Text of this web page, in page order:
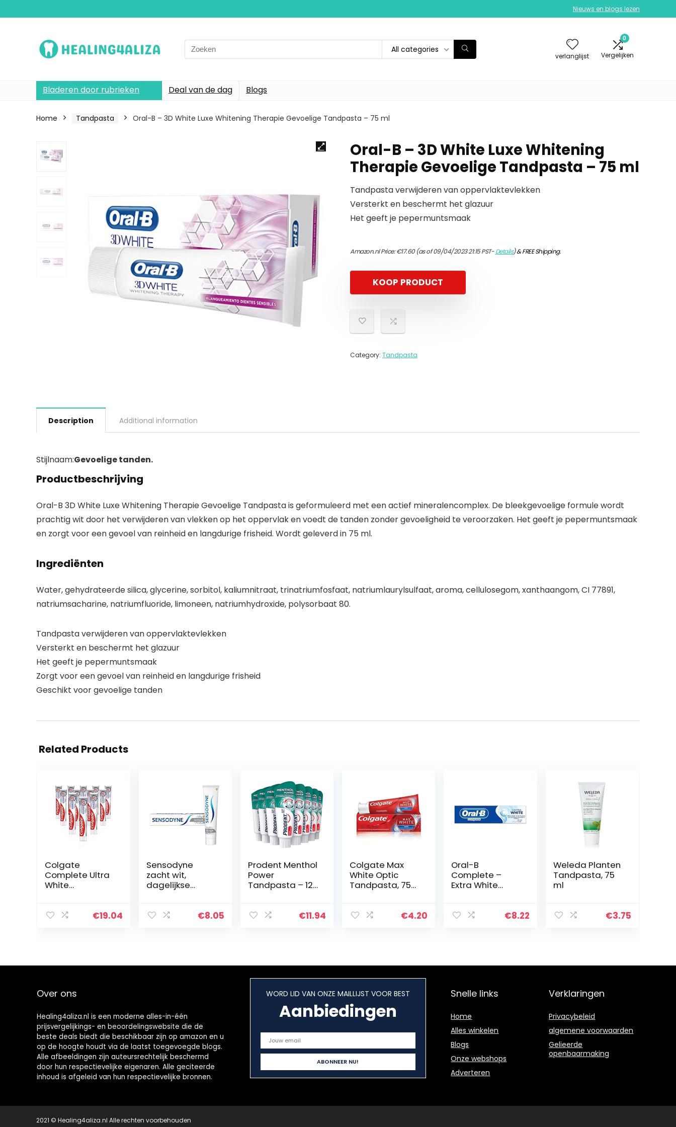
Nieuws en blogs lezen
Search
for:
All categories
verlanglijst
0
Vergelijken
Bladeren door rubrieken Deal van de dag Blogs
Home Tandpasta Oral-B – 3D White Luxe Whitening Therapie Gevoelige Tandpasta – 75 ml
Oral-B – 3D White Luxe Whitening
Therapie Gevoelige Tandpasta – 75 ml
Tandpasta verwijderen van oppervlaktevlekken
Versterkt en beschermt het glazuur
Het geeft je pepermuntsmaak
Amazon.nl Price:€17.60(as of 09/04/2023 21:15 PST-Details)&FREE Shipping.
KOOP PRODUCT
Category: Tandpasta
Description Additional information
Stijlnaam:Gevoelige tanden.
Productbeschrijving
Oral-B 3D White Luxe Whitening Therapie Gevoelige Tandpasta is geformuleerd met een actief mineralencomplex. De bleekgevoelige formule wordt
prachtig wit door het verwijderen van vlekken op het oppervlak en voedt de tanden zonder gevoeligheid te veroorzaken. Het geeft je pepermuntsmaak
en zorgt voor een gevoel van reinheid en langdurige frisheid. Wordt geleverd in 75 ml.
Ingrediënten
Water, gehydrateerde silica, glycerine, sorbitol, kaliumnitraat, trinatriumfosfaat, natriumlaurylsulfaat, aroma, cellulosegom, xanthaangom, CI 77891,
natriumsacharine, natriumfluoride, limoneen, natriumhydroxide, polysorbaat 80.
Tandpasta verwijderen van oppervlaktevlekken
Versterkt en beschermt het glazuur
Het geeft je pepermuntsmaak
Zorgt voor een gevoel van reinheid en langdurige frisheid
Geschikt voor gevoelige tanden
Related Products
Colgate
Complete Ultra
White
€19.04
Sensodyne
zacht wit,
dagelijkse
bij gevoelige€8.05
Prodent Menthol
Power
Tandpasta – 12
king
€11.94
Colgate Max
White Optic
Tandpasta, 75
€4.20
Oral-B
Complete –
Extra White
€8.22
Weleda Planten
Tandpasta, 75
ml
€3.75
Over ons
Healing4aliza.nl is een moderne alles-in-één
prijsvergelijkings- en beoordelingswebsite die de
beste deals biedt die beschikbaar zijn op amazon en u
op de hoogte houdt via de laatst toegevoegde blogs.
Alle afbeeldingen zijn auteursrechtelijk beschermd
door hun respectievelijke eigenaren. Alle geciteerde
inhoud is afgeleid van hun respectievelijke bronnen.
WORD LID VAN ONZE MAILLIJST VOOR BEST
Aanbiedingen
Snelle links
Home
Alles winkelen
Blogs
Onze webshops
Adverteren
Verklaringen
Privacybeleid
algemene voorwaarden
Gelieerde
openbaarmaking
2021 © Healing4aliza.nl Alle rechten voorbehouden